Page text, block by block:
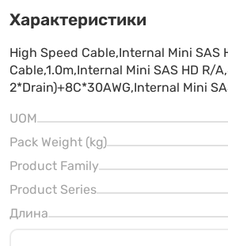
Характеристики
High Speed Cable,Internal Mini SAS
Cable,1.0m,Internal Mini SAS HD R/
2*Drain)+8C*30AWG,Internal Mini
UOM
Pack Weight (kg)
Product Family
Product Series
Длина